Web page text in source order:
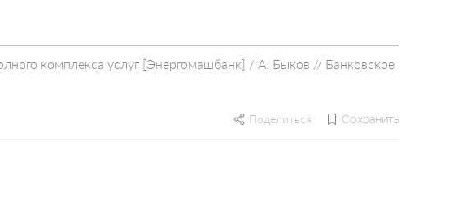
комплекса услуг [Энергомашбанк] / А. Быков // Банковское
Поделиться Сохранить